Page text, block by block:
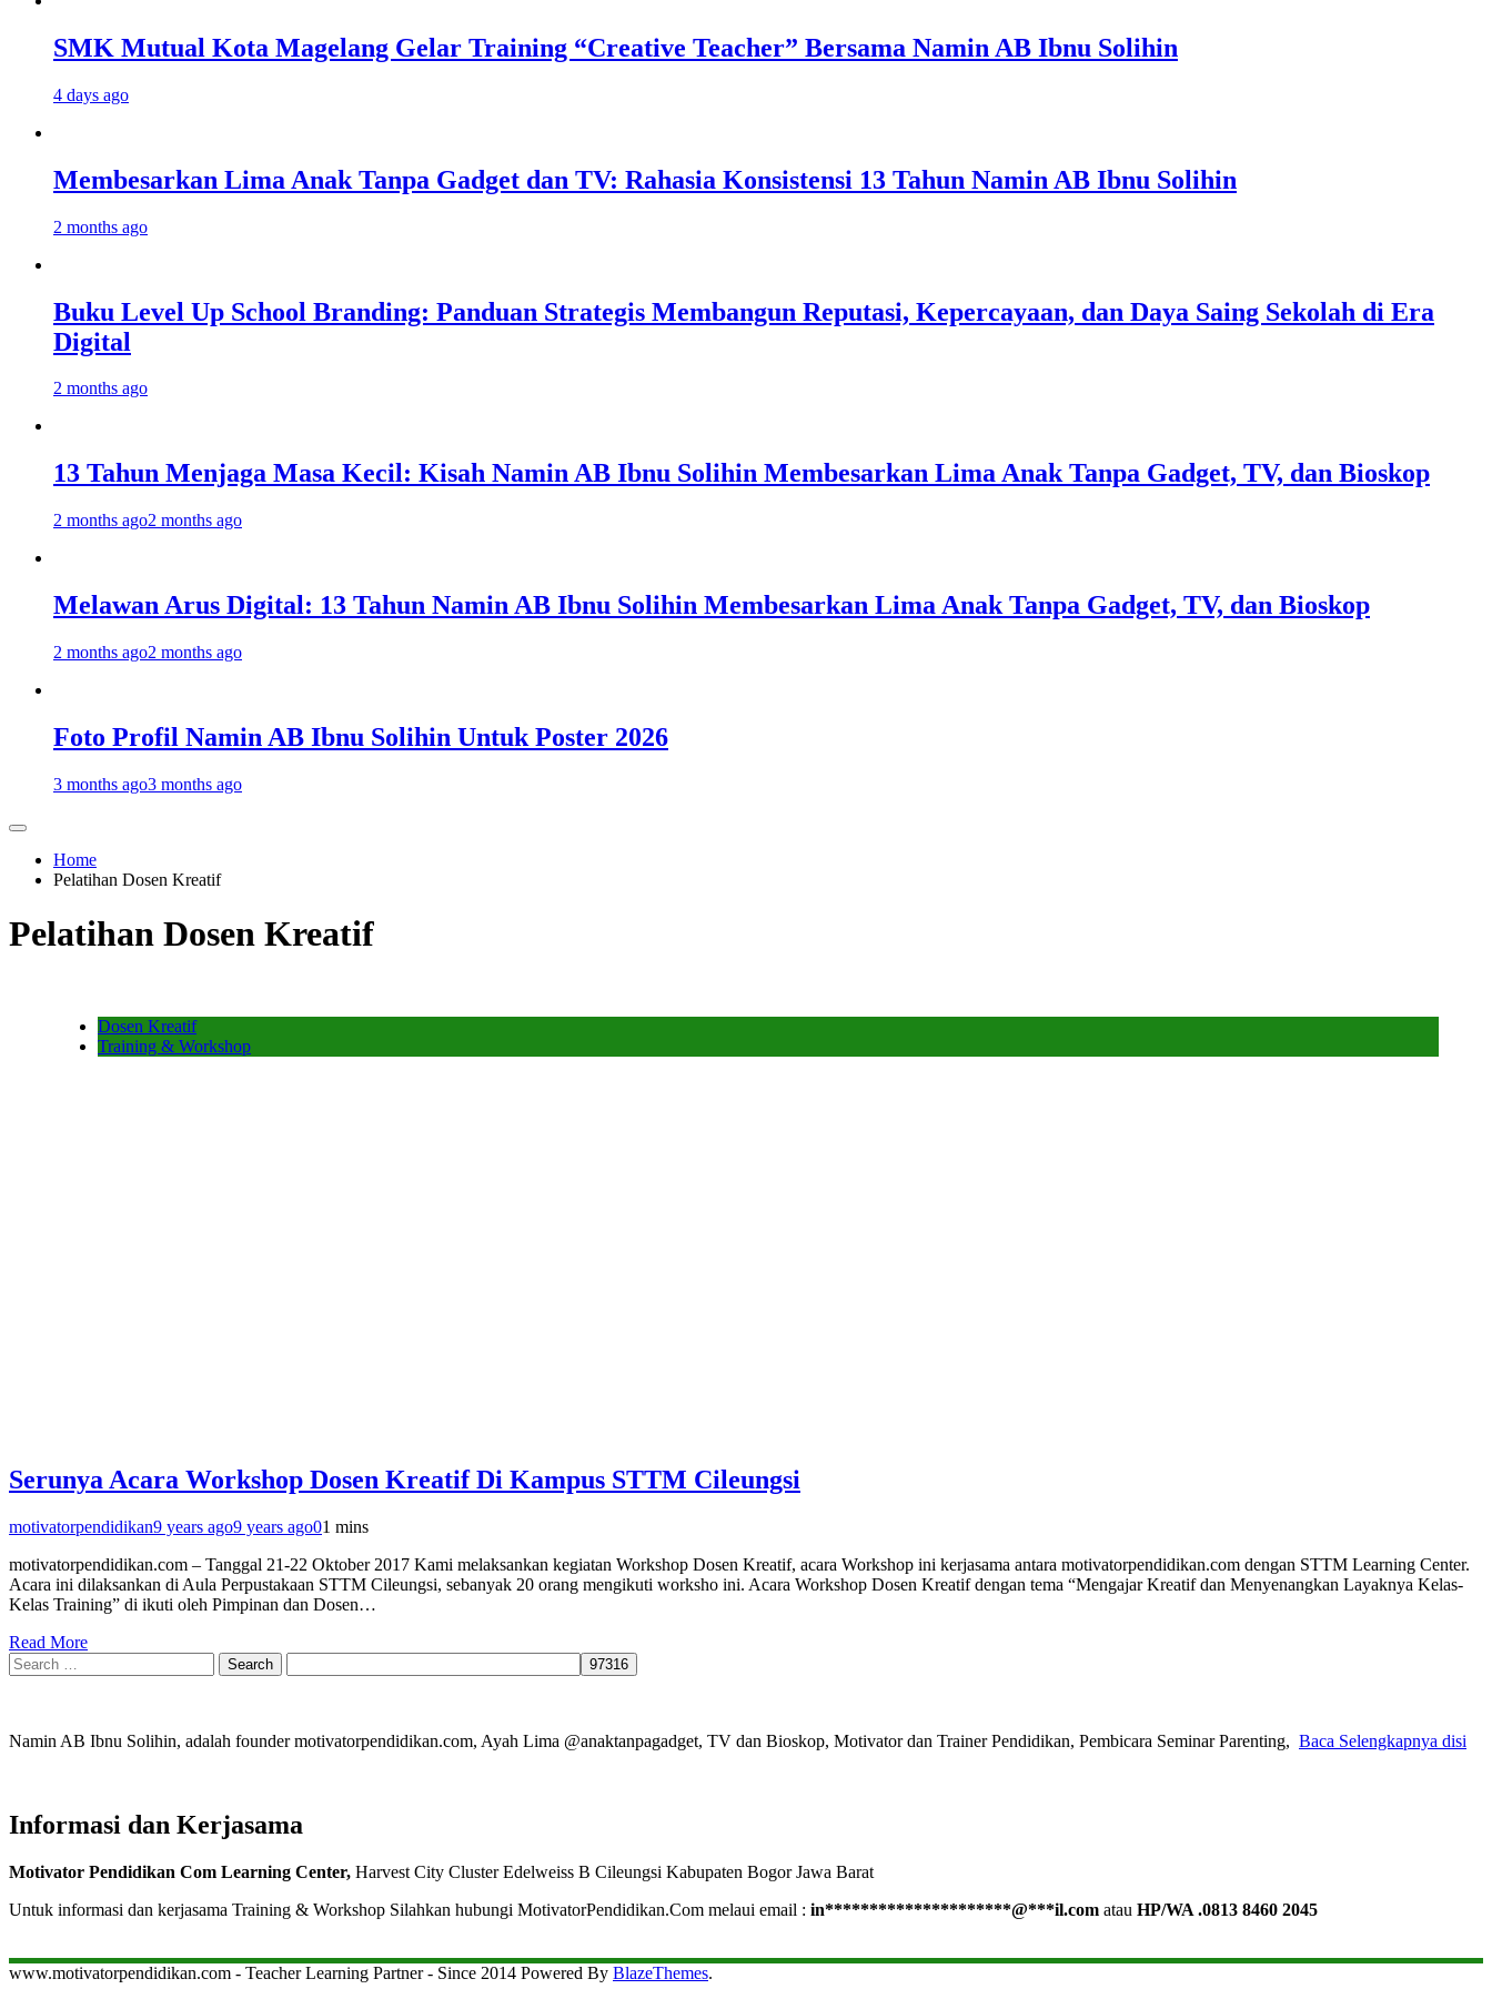
SMK Mutual Kota Magelang Gelar Training “Creative Teacher” Bersama Namin AB Ibnu Solihin
4 days ago
Membesarkan Lima Anak Tanpa Gadget dan TV: Rahasia Konsistensi 13 Tahun Namin AB Ibnu Solihin
2 months ago
Buku Level Up School Branding: Panduan Strategis Membangun Reputasi, Kepercayaan, dan Daya Saing Sekolah di Era
Digital
2 months ago
13 Tahun Menjaga Masa Kecil: Kisah Namin AB Ibnu Solihin Membesarkan Lima Anak Tanpa Gadget, TV, dan Bioskop
2 months ago2 months ago
Melawan Arus Digital: 13 Tahun Namin AB Ibnu Solihin Membesarkan Lima Anak Tanpa Gadget, TV, dan Bioskop
2 months ago2 months ago
Foto Profil Namin AB Ibnu Solihin Untuk Poster 2026
3 months ago3 months ago
Home
Pelatihan Dosen Kreatif
Pelatihan Dosen Kreatif
Dosen Kreatif
Training & Workshop
Serunya Acara Workshop Dosen Kreatif Di Kampus STTM Cileungsi
motivatorpendidikan9 years ago9 years ago01 mins
motivatorpendidikan.com – Tanggal 21-22 Oktober 2017 Kami melaksankan kegiatan Workshop Dosen Kreatif, acara Workshop ini kerjasama antara motivatorpendidikan.com dengan STTM Learning Center.
Acara ini dilaksankan di Aula Perpustakaan STTM Cileungsi, sebanyak 20 orang mengikuti worksho ini. Acara Workshop Dosen Kreatif dengan tema “Mengajar Kreatif dan Menyenangkan Layaknya Kelas-
Kelas Training” di ikuti oleh Pimpinan dan Dosen…
Read More
Search
for:
Namin AB Ibnu Solihin, adalah founder motivatorpendidikan.com, Ayah Lima @anaktanpagadget, TV dan Bioskop, Motivator dan Trainer Pendidikan, Pembicara Seminar Parenting, Baca Selengkapnya disi
Informasi dan Kerjasama
Motivator Pendidikan Com Learning Center, Harvest City Cluster Edelweiss B Cileungsi Kabupaten Bogor Jawa Barat
Untuk informasi dan kerjasama Training & Workshop Silahkan hubungi MotivatorPendidikan.Com melaui email : in*********************@***il.com atau HP/WA .0813 8460 2045
www.motivatorpendidikan.com - Teacher Learning Partner - Since 2014 Powered By BlazeThemes.